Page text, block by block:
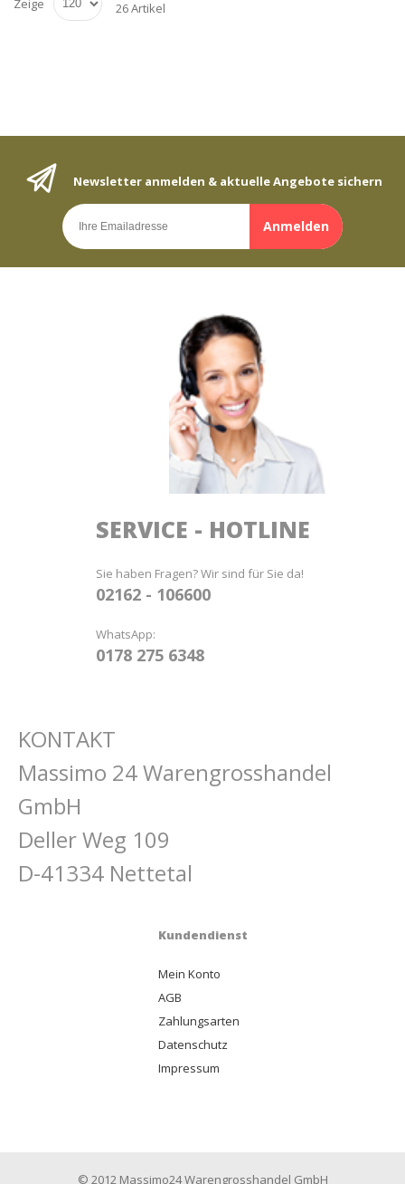
Zeige 26 Artikel
Newsletter anmelden & aktuelle Angebote sichern
Anmelden
SERVICE - HOTLINE
Sie haben Fragen? Wir sind für Sie da!
02162 - 106600
WhatsApp:
0178 275 6348
KONTAKT
Massimo 24 Warengrosshandel
GmbH
Deller Weg 109
D-41334 Nettetal
Kundendienst
Mein Konto
AGB
Zahlungsarten
Datenschutz
Impressum
© 2012 Massimo24 Warengrosshandel GmbH